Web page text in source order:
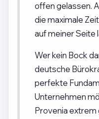
offen gelassen.
die maximale
auf meiner Seite
Wer kein Bock
deutsche
perfekte
Unternehmen
Provenia extrem